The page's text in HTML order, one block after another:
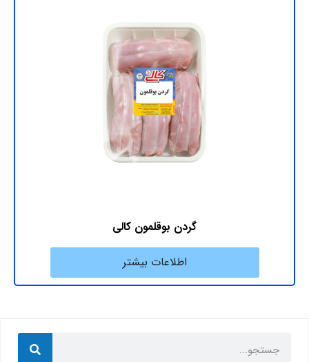
گردن بوقلمون کالی
اطلاعات بیشتر